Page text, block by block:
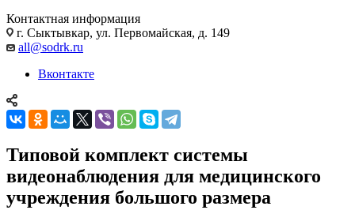
Контактная информация
г. Сыктывкар, ул. Первомайская, д. 149
all@sodrk.ru
Вконтакте
Типовой комплект системы
видеонаблюдения для медицинского
учреждения большого размера